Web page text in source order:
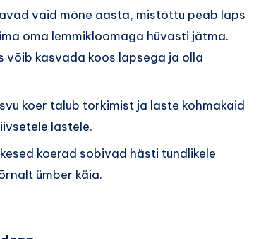
vaid mõne aasta, mistõttu peab laps
oma lemmikloomaga hüvasti jätma.
võib kasvada koos lapsega ja olla
koer talub torkimist ja laste kohmakaid
lastele.
koerad sobivad hästi tundlikele
ümber käia.